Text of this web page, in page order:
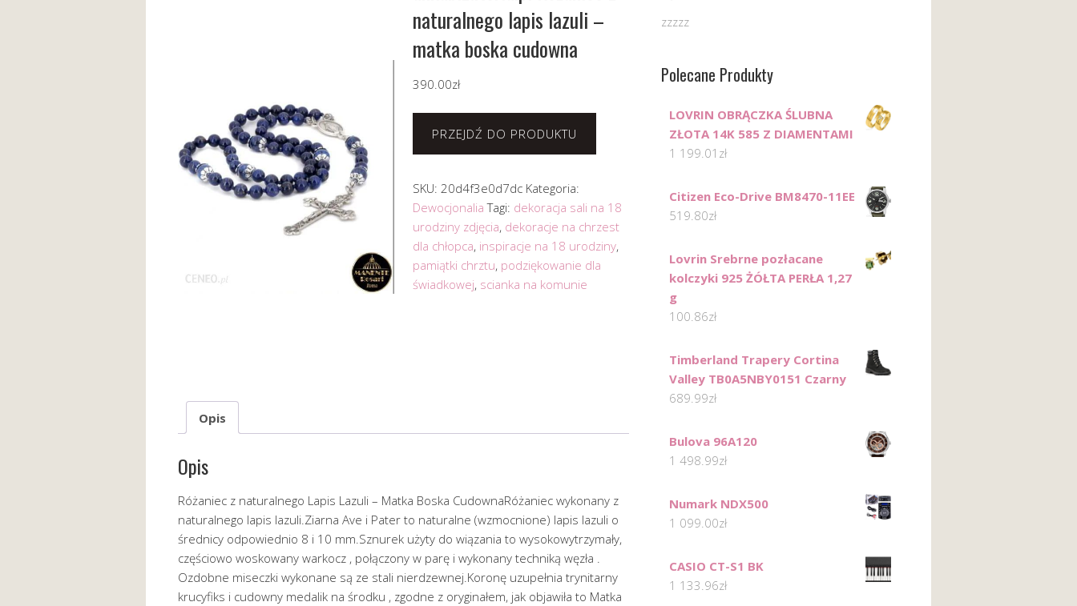
naturalnego lapis lazuli –
matka boska cudowna
390.00zł
PRZEJDŹ DO PRODUKTU
SKU: 20d4f3e0d7dc Kategoria:
Dewocjonalia Tagi: dekoracja sali na 18
urodziny zdjęcia, dekoracje na chrzest
dla chłopca, inspiracje na 18 urodziny,
pamiątki chrztu, podziękowanie dla
świadkowej, scianka na komunie
Opis
Opis
Różaniec z naturalnego Lapis Lazuli – Matka Boska CudownaRóżaniec wykonany z
naturalnego lapis lazuli.Ziarna Ave i Pater to naturalne (wzmocnione) lapis lazuli o
średnicy odpowiednio 8 i 10 mm.Sznurek użyty do wiązania to wysokowytrzymały,
częściowo woskowany warkocz , połączony w parę i wykonany techniką węzła .
Ozdobne miseczki wykonane są ze stali nierdzewnej.Koronę uzupełnia trynitarny
krucyfiks i cudowny medalik na środku , zgodne z oryginałem, jak objawiła to Matka
zzzzz
Polecane Produkty
LOVRIN OBRĄCZKA ŚLUBNA
ZŁOTA 14K 585 Z DIAMENTAMI
1 199.01 zł
Citizen Eco-Drive BM8470-11EE
519.80zł
Lovrin Srebrne pozłacane
kolczyki 925 ŻÓŁTA PERŁA 1,27
g
100.86zł
Timberland Trapery Cortina
Valley TB0A5NBY0151 Czarny
689.99zł
Bulova 96A120
1 498.99zł
Numark NDX500
1 099.00zł
CASIO CT-S1 BK
1 133.96zł